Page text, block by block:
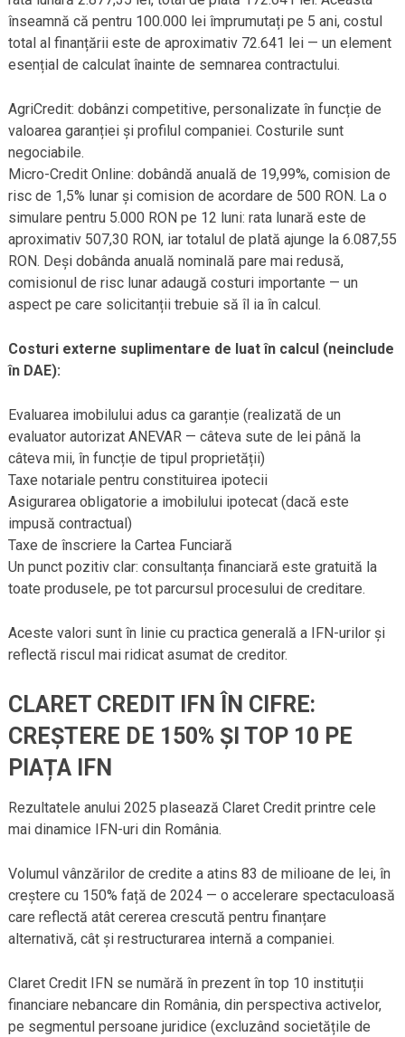
înseamnă că pentru 100.000 lei împrumutați pe 5 ani, costul
total al finanțării este de aproximativ 72.641 lei — un element
esențial de calculat înainte de semnarea contractului.
AgriCredit: dobânzi competitive, personalizate în funcție de
valoarea garanției și profilul companiei. Costurile sunt
negociabile.
Micro-Credit Online: dobândă anuală de 19,99%, comision de
risc de 1,5% lunar și comision de acordare de 500 RON. La o
simulare pentru 5.000 RON pe 12 luni: rata lunară este de
aproximativ 507,30 RON, iar totalul de plată ajunge la 6.087,55
RON. Deși dobânda anuală nominală pare mai redusă,
comisionul de risc lunar adaugă costuri importante — un
aspect pe care solicitanții trebuie să îl ia în calcul.
Costuri externe suplimentare de luat în calcul (neinclude
în DAE):
Evaluarea imobilului adus ca garanție (realizată de un
evaluator autorizat ANEVAR — câteva sute de lei până la
câteva mii, în funcție de tipul proprietății)
Taxe notariale pentru constituirea ipotecii
Asigurarea obligatorie a imobilului ipotecat (dacă este
impusă contractual)
Taxe de înscriere la Cartea Funciară
Un punct pozitiv clar: consultanța financiară este gratuită la
toate produsele, pe tot parcursul procesului de creditare.
Aceste valori sunt în linie cu practica generală a IFN-urilor și
reflectă riscul mai ridicat asumat de creditor.
CLARET CREDIT IFN ÎN CIFRE:
CREȘTERE DE 150% ȘI TOP 10 PE
PIAȚA IFN
Rezultatele anului 2025 plasează Claret Credit printre cele
mai dinamice IFN-uri din România.
Volumul vânzărilor de credite a atins 83 de milioane de lei, în
creștere cu 150% față de 2024 — o accelerare spectaculoasă
care reflectă atât cererea crescută pentru finanțare
alternativă, cât și restructurarea internă a companiei.
Claret Credit IFN se numără în prezent în top 10 instituții
financiare nebancare din România, din perspectiva activelor,
pe segmentul persoane juridice (excluzând societățile de